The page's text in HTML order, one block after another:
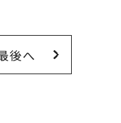
後へ